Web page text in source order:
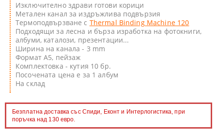
Изключително здрави готови корици
Метален канал за издръжлива подвързия
Термоподвързване с Thermal Binding Machine 120
Подходящи за лесна и бърза изработка на фотокниги,
албуми, каталози, презентации...
Ширина на канала - 3 mm
Формат А5, пейзаж
Комплектовка - кутия 10 бр.
Посочената цена е за 1 албум
На склад
Безплатна доставка със Спиди, Еконт и Интерлогистика, при
поръчка над 130 евро.